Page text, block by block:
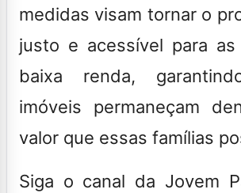
medidas visam tornar o
justo e acessível para
baixa renda,
imóveis permaneçam
valor que essas famílias
Siga o canal da Jovem